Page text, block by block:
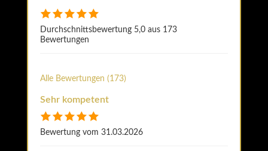
Durchschnittsbewertung 5,0 aus 173
Bewertungen
Alle Bewertungen (173)
Sehr kompetent
Bewertung vom 31.03.2026